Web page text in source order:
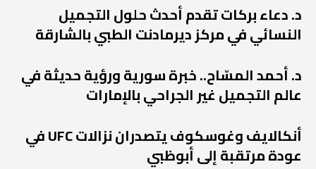
د. دعاء بركات تقدم أحدث حلول التجميل
النسائي في مركز ديرمادنت الطبي بالشارقة
د. أحمد المسّاح.. خبرة سورية ورؤية حديثة في
عالم التجميل غير الجراحي بالإمارات
أنكالايف وغوسكوف يتصدران نزالات UFC في
عودة مرتقبة إلى أبوظبي